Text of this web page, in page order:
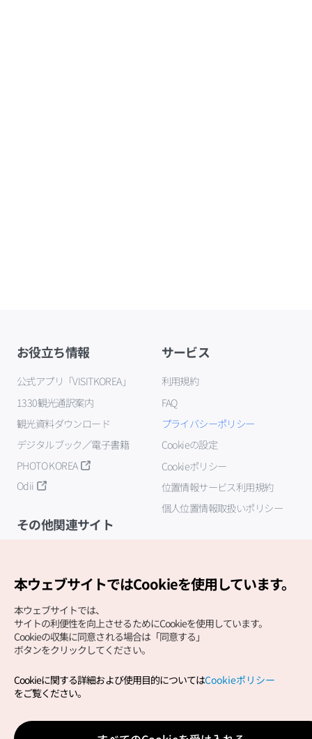
お役立ち情報
公式アプリ「VISITKOREA」
1330観光通訳案内
観光資料ダウンロード
デジタルブック／電子書籍
PHOTO KOREA
Odii
サービス
利用規約
FAQ
プライバシーポリシー
Cookieの設定
Cookieポリシー
位置情報サービス利用規約
個人位置情報取扱いポリシー
その他関連サイト
Copyright (c) Korea Tourism Organization All Rights
サイトエラー報告公式メール
japanese@knto.or.kr
本ウェブサイトではCookieを使用しています。
本ウェブサイトでは、
サイトの利便性を向上させるためにCookieを使用しています。
Cookieの収集に同意される場合は「同意する」
ボタンをクリックしてください。
Cookieに関する詳細および使用目的についてはCookieポリシー
をご覧ください。